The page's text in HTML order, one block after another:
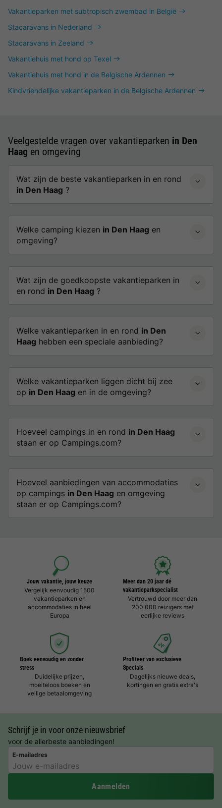
Vakantieparken met subtropisch zwembad in België
Stacaravans in Nederland
Stacaravans in Zeeland
Vakantiehuis met hond op Texel
Vakantiehuis met hond in de Belgische Ardennen
Kindvriendelijke vakantieparken in de Belgische Ardennen
Veelgestelde vragen over vakantieparken in Den
Haag en omgeving
Wat zijn de beste vakantieparken in en rond
in Den Haag ?
Welke camping kiezen in Den Haag en
omgeving?
Wat zijn de goedkoopste vakantieparken in
en rond in Den Haag ?
Welke vakantieparken in en rond in Den
Haag hebben een speciale aanbieding?
Welke vakantieparken liggen dicht bij zee
op in Den Haag en in de omgeving?
Hoeveel campings in en rond in Den Haag
staan er op Campings.com?
Hoeveel aanbiedingen van accommodaties
op campings in Den Haag en omgeving
staan er op Campings.com?
Jouw vakantie, jouw keuze
Vergelijk eenvoudig 1500
vakantieparken en
accommodaties in heel
Europa
Meer dan 20 jaar dé
vakantieparkspecialist
Vertrouwd door meer dan
200.000 reizigers met
eerlijke reviews
Boek eenvoudig en zonder
stress
Duidelijke prijzen,
moeiteloos boeken en
veilige betaalomgeving
Profiteer van exclusieve
Specials
Dagelijks nieuwe deals,
kortingen en gratis extra's
Schrijf je in voor onze nieuwsbrief
voor de allerbeste aanbiedingen!
E-mailadres
Aanmelden